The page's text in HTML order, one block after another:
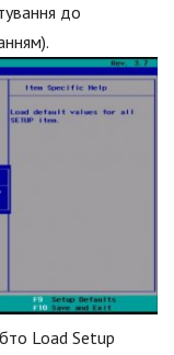
до
Load Setup